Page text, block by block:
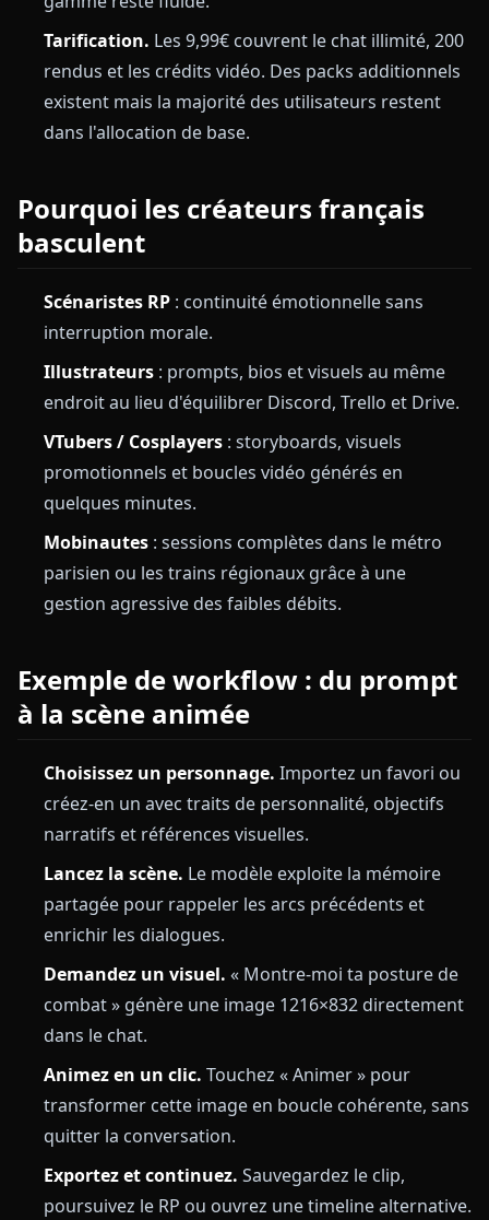
Tarification. Les 9,99€ couvrent le chat illimité, 200
rendus et les crédits vidéo. Des packs additionnels
existent mais la majorité des utilisateurs restent
dans l'allocation de base.
Pourquoi les créateurs français
basculent
Scénaristes RP : continuité émotionnelle sans
interruption morale.
Illustrateurs : prompts, bios et visuels au même
endroit au lieu d'équilibrer Discord, Trello et Drive.
VTubers / Cosplayers : storyboards, visuels
promotionnels et boucles vidéo générés en
quelques minutes.
Mobinautes : sessions complètes dans le métro
parisien ou les trains régionaux grâce à une
gestion agressive des faibles débits.
Exemple de workflow : du prompt
à la scène animée
Choisissez un personnage. Importez un favori ou
créez-en un avec traits de personnalité, objectifs
narratifs et références visuelles.
Lancez la scène. Le modèle exploite la mémoire
partagée pour rappeler les arcs précédents et
enrichir les dialogues.
Demandez un visuel. « Montre-moi ta posture de
combat » génère une image 1216×832 directement
dans le chat.
Animez en un clic. Touchez « Animer » pour
transformer cette image en boucle cohérente, sans
quitter la conversation.
Exportez et continuez. Sauvegardez le clip,
poursuivez le RP ou ouvrez une timeline alternative.